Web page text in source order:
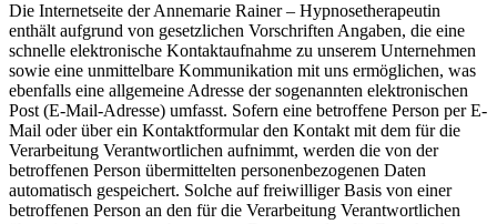
Die Internetseite der Annemarie Rainer – Hypnosetherapeutin
enthält aufgrund von gesetzlichen Vorschriften Angaben, die eine
schnelle elektronische Kontaktaufnahme zu unserem Unternehmen
sowie eine unmittelbare Kommunikation mit uns ermöglichen, was
ebenfalls eine allgemeine Adresse der sogenannten elektronischen
Post (E-Mail-Adresse) umfasst. Sofern eine betroffene Person per E-
Mail oder über ein Kontaktformular den Kontakt mit dem für die
Verarbeitung Verantwortlichen aufnimmt, werden die von der
betroffenen Person übermittelten personenbezogenen Daten
automatisch gespeichert. Solche auf freiwilliger Basis von einer
betroffenen Person an den für die Verarbeitung Verantwortlichen